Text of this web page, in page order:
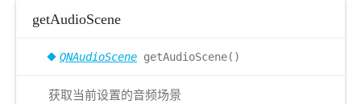
getAudioScene
QNAudioScene getAudioScene()
获取当前设置的音频场景